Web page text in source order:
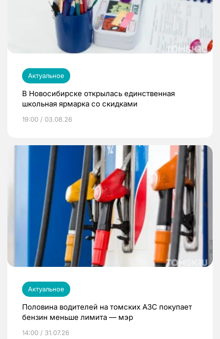
Актуальное
В Новосибирске открылась единственная
школьная ярмарка со скидками
19:00 / 03.08.26
Актуальное
Половина водителей на томских АЗС покупает
бензин меньше лимита — мэр
14:00 / 31.07.26